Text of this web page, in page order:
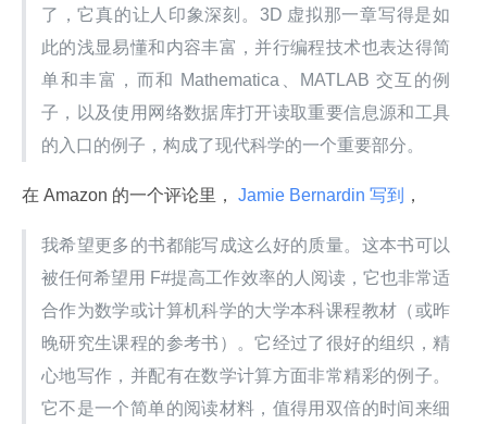
了，它真的让人印象深刻。3D 虚拟那一章写得是如
此的浅显易懂和内容丰富，并行编程技术也表达得简
单和丰富，而和 Mathematica、MATLAB 交互的例
子，以及使用网络数据库打开读取重要信息源和工具
的入口的例子，构成了现代科学的一个重要部分。
在 Amazon 的一个评论里， Jamie Bernardin 写到 ，
我希望更多的书都能写成这么好的质量。这本书可以
被任何希望用 F#提高工作效率的人阅读，它也非常适
合作为数学或计算机科学的大学本科课程教材（或昨
晚研究生课程的参考书）。它经过了很好的组织，精
心地写作，并配有在数学计算方面非常精彩的例子。
它不是一个简单的阅读材料，值得用双倍的时间来细